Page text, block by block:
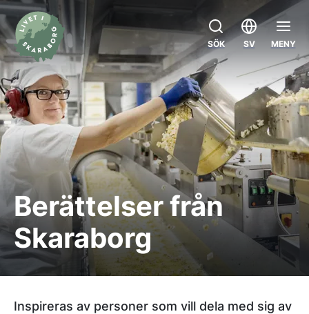
Inspireras av personer som vill dela med sig av
Berättelser från
Skaraborg
SÖK SV MENY